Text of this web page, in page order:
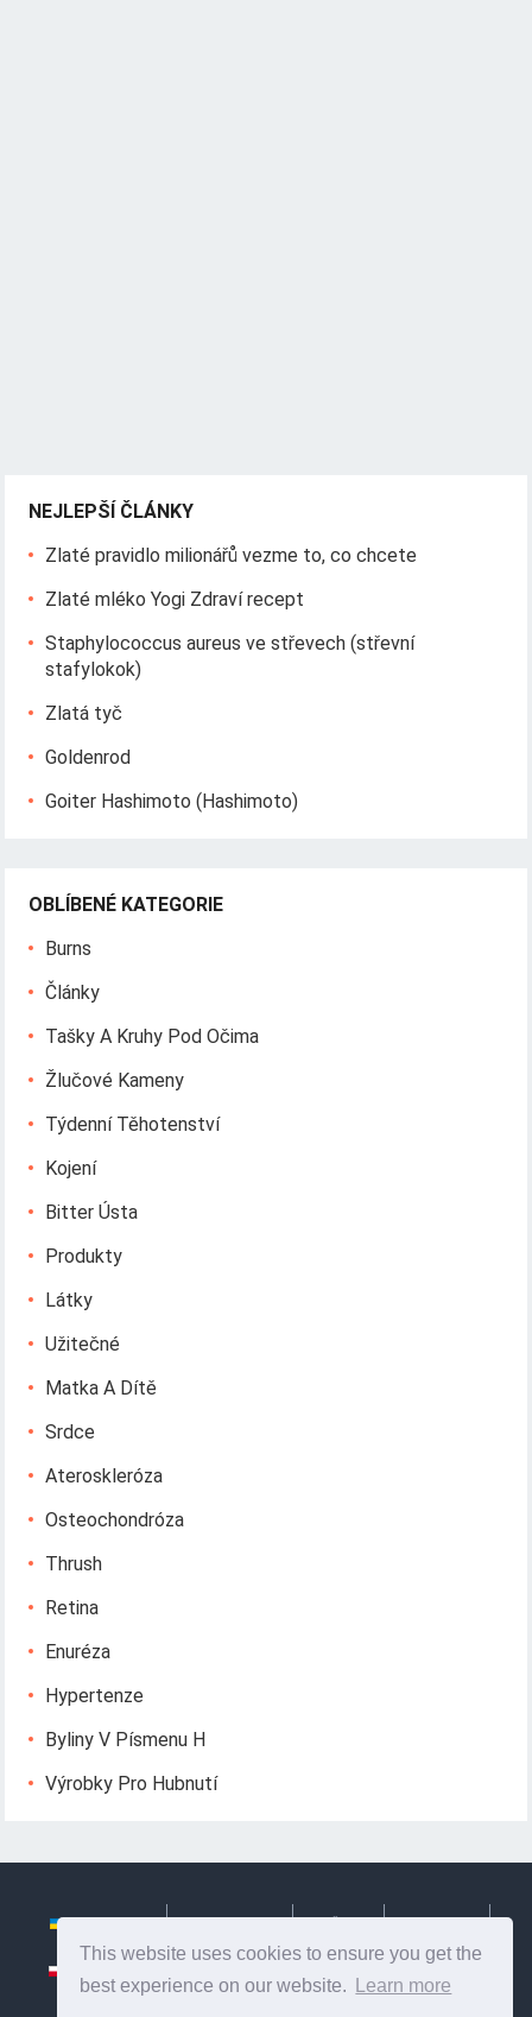
This website uses cookies to ensure you get the
best experience on our website.
Learn more
NEJLEPŠÍ ČLÁNKY
Zlaté pravidlo milionářů vezme to, co chcete
Zlaté mléko Yogi Zdraví recept
Staphylococcus aureus ve střevech (střevní
stafylokok)
Zlatá tyč
Goldenrod
Goiter Hashimoto (Hashimoto)
OBLÍBENÉ KATEGORIE
Burns
Články
Tašky A Kruhy Pod Očima
Žlučové Kameny
Týdenní Těhotenství
Kojení
Bitter Ústa
Produkty
Látky
Užitečné
Matka A Dítě
Srdce
Ateroskleróza
Osteochondróza
Thrush
Retina
Enuréza
Hypertenze
Byliny V Písmenu H
Výrobky Pro Hubnutí